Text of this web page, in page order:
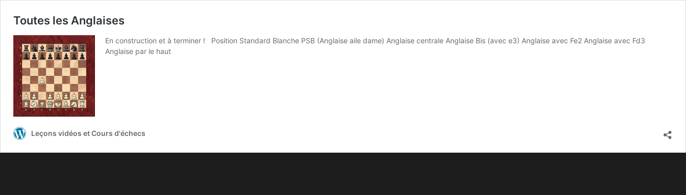
Toutes les Anglaises
En construction et à terminer ! Position Standard Blanche PSB (Anglaise aile dame) Anglaise centrale Anglaise Bis (avec e3) Anglaise avec Fe2 Anglaise avec Fd3
Anglaise par le haut
Leçons vidéos et Cours d'échecs